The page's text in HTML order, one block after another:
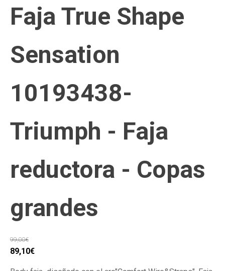
Faja True Shape
Sensation
10193438-
Triumph - Faja
reductora - Copas
grandes
99,00€
El
89,10€El